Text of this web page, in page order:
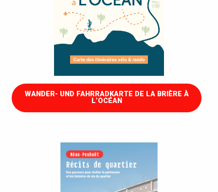
WANDER- UND FAHRRADKARTE DE LA BRIÈRE À
L’OCÉAN